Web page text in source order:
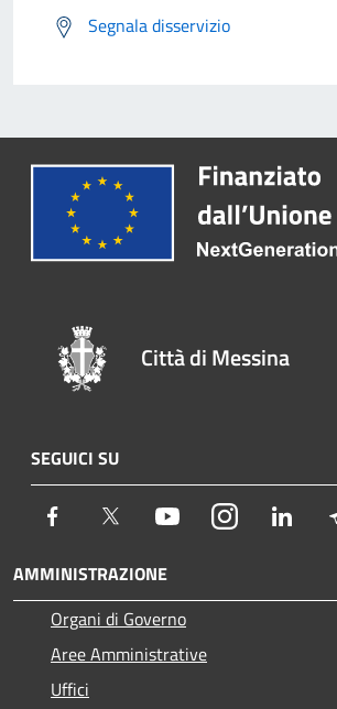
Segnala disservizio
Città di Messina
SEGUICI SU
Facebook Twitter YoutubeInstagram
AMMINISTRAZIONE
Organi di Governo
Aree Amministrative
Uffici